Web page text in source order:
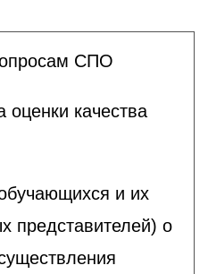
СПО
оценки качества
и их
представителей) о